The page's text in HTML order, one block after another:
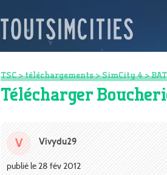
TSC>téléchargements>SimCity 4>
Télécharger
V Vivydu29
publié le 28 fév 2012